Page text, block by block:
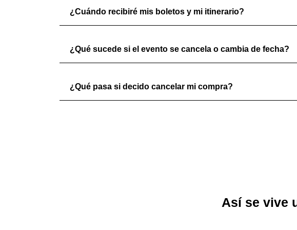
¿Cuándo recibiré mis boletos y mi itinerario?
¿Qué sucede si el evento se cancela o cambia de fecha?
¿Qué pasa si decido cancelar mi compra?
Así se vive